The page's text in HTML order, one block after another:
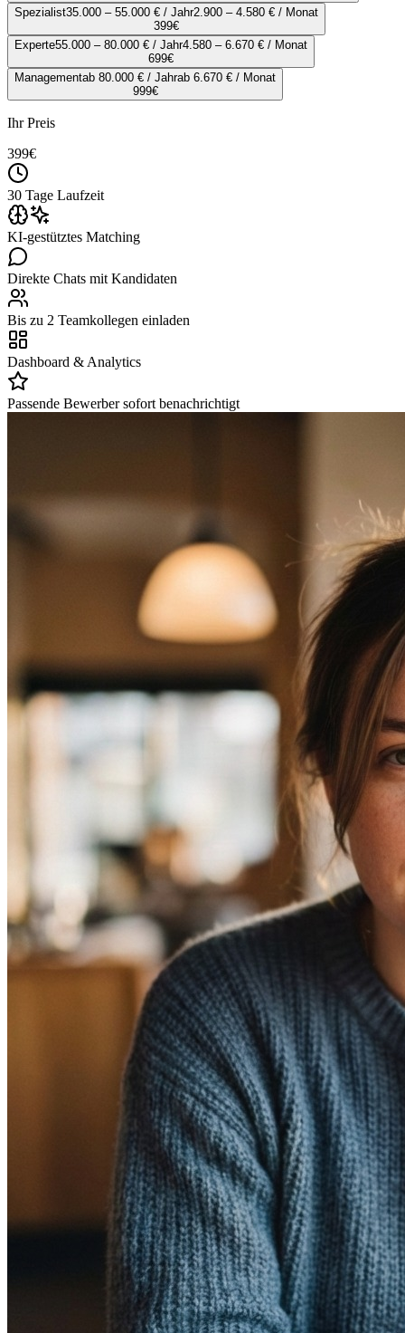
Spezialist35.000 – 55.000 € / Jahr2.900 – 4.580 € / Monat
399€
Experte55.000 – 80.000 € / Jahr4.580 – 6.670 € / Monat
699€
Managementab 80.000 € / Jahrab 6.670 € / Monat
999€
Ihr Preis
399€
30 Tage Laufzeit
KI-gestütztes Matching
Direkte Chats mit Kandidaten
Bis zu 2 Teamkollegen einladen
Dashboard & Analytics
Passende Bewerber sofort benachrichtigt